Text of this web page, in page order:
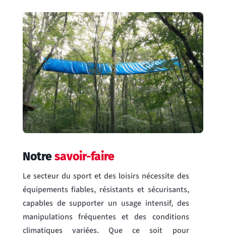
Notresavoir-faire
Le secteur du sport et des loisirs nécessite des
équipements fiables, résistants et sécurisants,
capables de supporter un usage intensif, des
manipulations fréquentes et des conditions
climatiques variées. Que ce soit pour